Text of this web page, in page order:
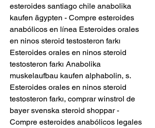
esteroides santiago chile anabolika
kaufen ägypten - Compre esteroides
anabólicos en línea Esteroides orales
en ninos steroid testosteron farkı
Esteroides orales en ninos steroid
testosteron farkı Anabolika
muskelaufbau kaufen alphabolin, s.
Esteroides orales en ninos steroid
testosteron farkı, comprar winstrol de
bayer svenska steroid shoppar -
Compre esteroides anabólicos legales